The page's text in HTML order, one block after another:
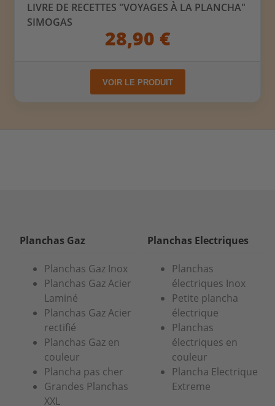
LIVRE DE RECETTES "VOYAGES À LA PLANCHA"
SIMOGAS
28,90 €
VOIR LE PRODUIT
Planchas Gaz
Planchas Gaz Inox
Planchas Gaz Acier
Laminé
Planchas Gaz Acier
rectifié
Planchas Gaz en
couleur
Plancha pas cher
Grandes Planchas
XXL
Planchas Electriques
Planchas
électriques Inox
Petite plancha
électrique
Planchas
électriques en
couleur
Plancha Electrique
Extreme